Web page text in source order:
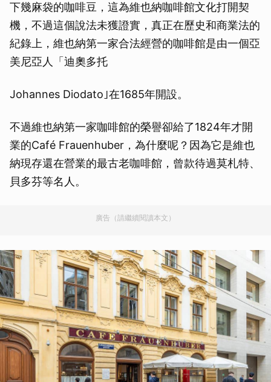
下幾麻袋的咖啡豆，這為維也納咖啡館文化打開契
機，不過這個說法未獲證實，真正在歷史和商業法的
紀錄上，維也納第一家合法經營的咖啡館是由一個亞
美尼亞人「迪奧多托
Johannes Diodato｣在1685年開設。
不過維也納第一家咖啡館的榮譽卻給了1824年才開
業的Café Frauenhuber，為什麼呢？因為它是維也
納現存還在營業的最古老咖啡館，曾款待過莫札特、
貝多芬等名人。
廣告（請繼續閱讀本文）